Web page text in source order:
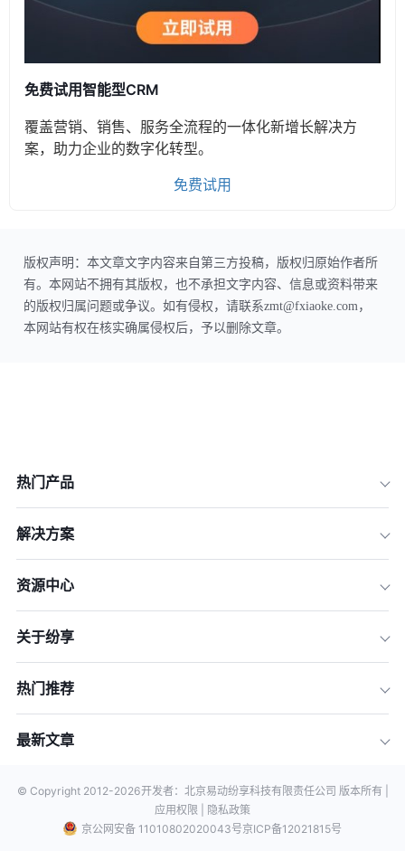
免费试用智能型CRM
覆盖营销、销售、服务全流程的一体化新增长解决方
案，助力企业的数字化转型。
免费试用
版权声明：本文章文字内容来自第三方投稿，版权归原始作者所
有。本网站不拥有其版权，也不承担文字内容、信息或资料带来
的版权归属问题或争议。如有侵权，请联系zmt@fxiaoke.com，
本网站有权在核实确属侵权后，予以删除文章。
热门产品
解决方案
资源中心
关于纷享
热门推荐
最新文章
© Copyright 2012-2026开发者：北京易动纷享科技有限责任公司 版本所有 |
应用权限 |
隐私政策
京公网安备 11010802020043号京ICP备12021815号